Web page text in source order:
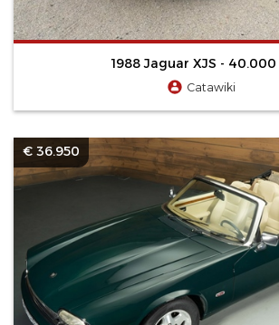
1988 Jaguar XJS - 40.000
Catawiki
€ 36.950